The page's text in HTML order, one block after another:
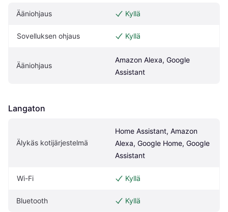
Ääniohjaus Kyllä
Sovelluksen ohjaus Kyllä
Ääniohjaus
Amazon Alexa, Google
Assistant
Langaton
Älykäs kotijärjestelmä
Home Assistant, Amazon
Alexa, Google Home, Google
Assistant
Wi-Fi Kyllä
Bluetooth Kyllä